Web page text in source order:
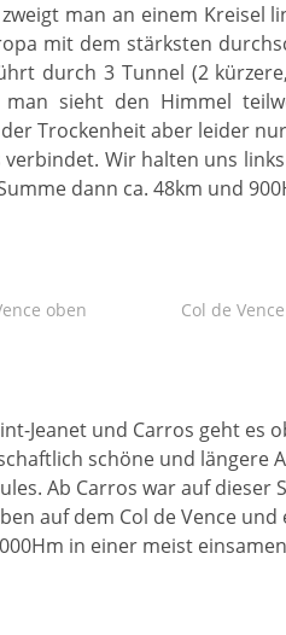
man an einem Kreisel
mit dem stärksten
durch 3 Tunnel (2
sieht den Himmel
Trockenheit aber leider
Wir halten uns
dann ca. 48km und
oben Col de
Jeanet und Carros geht es
schöne und
Ab Carros war auf
auf dem Col de Vence
in einer meist